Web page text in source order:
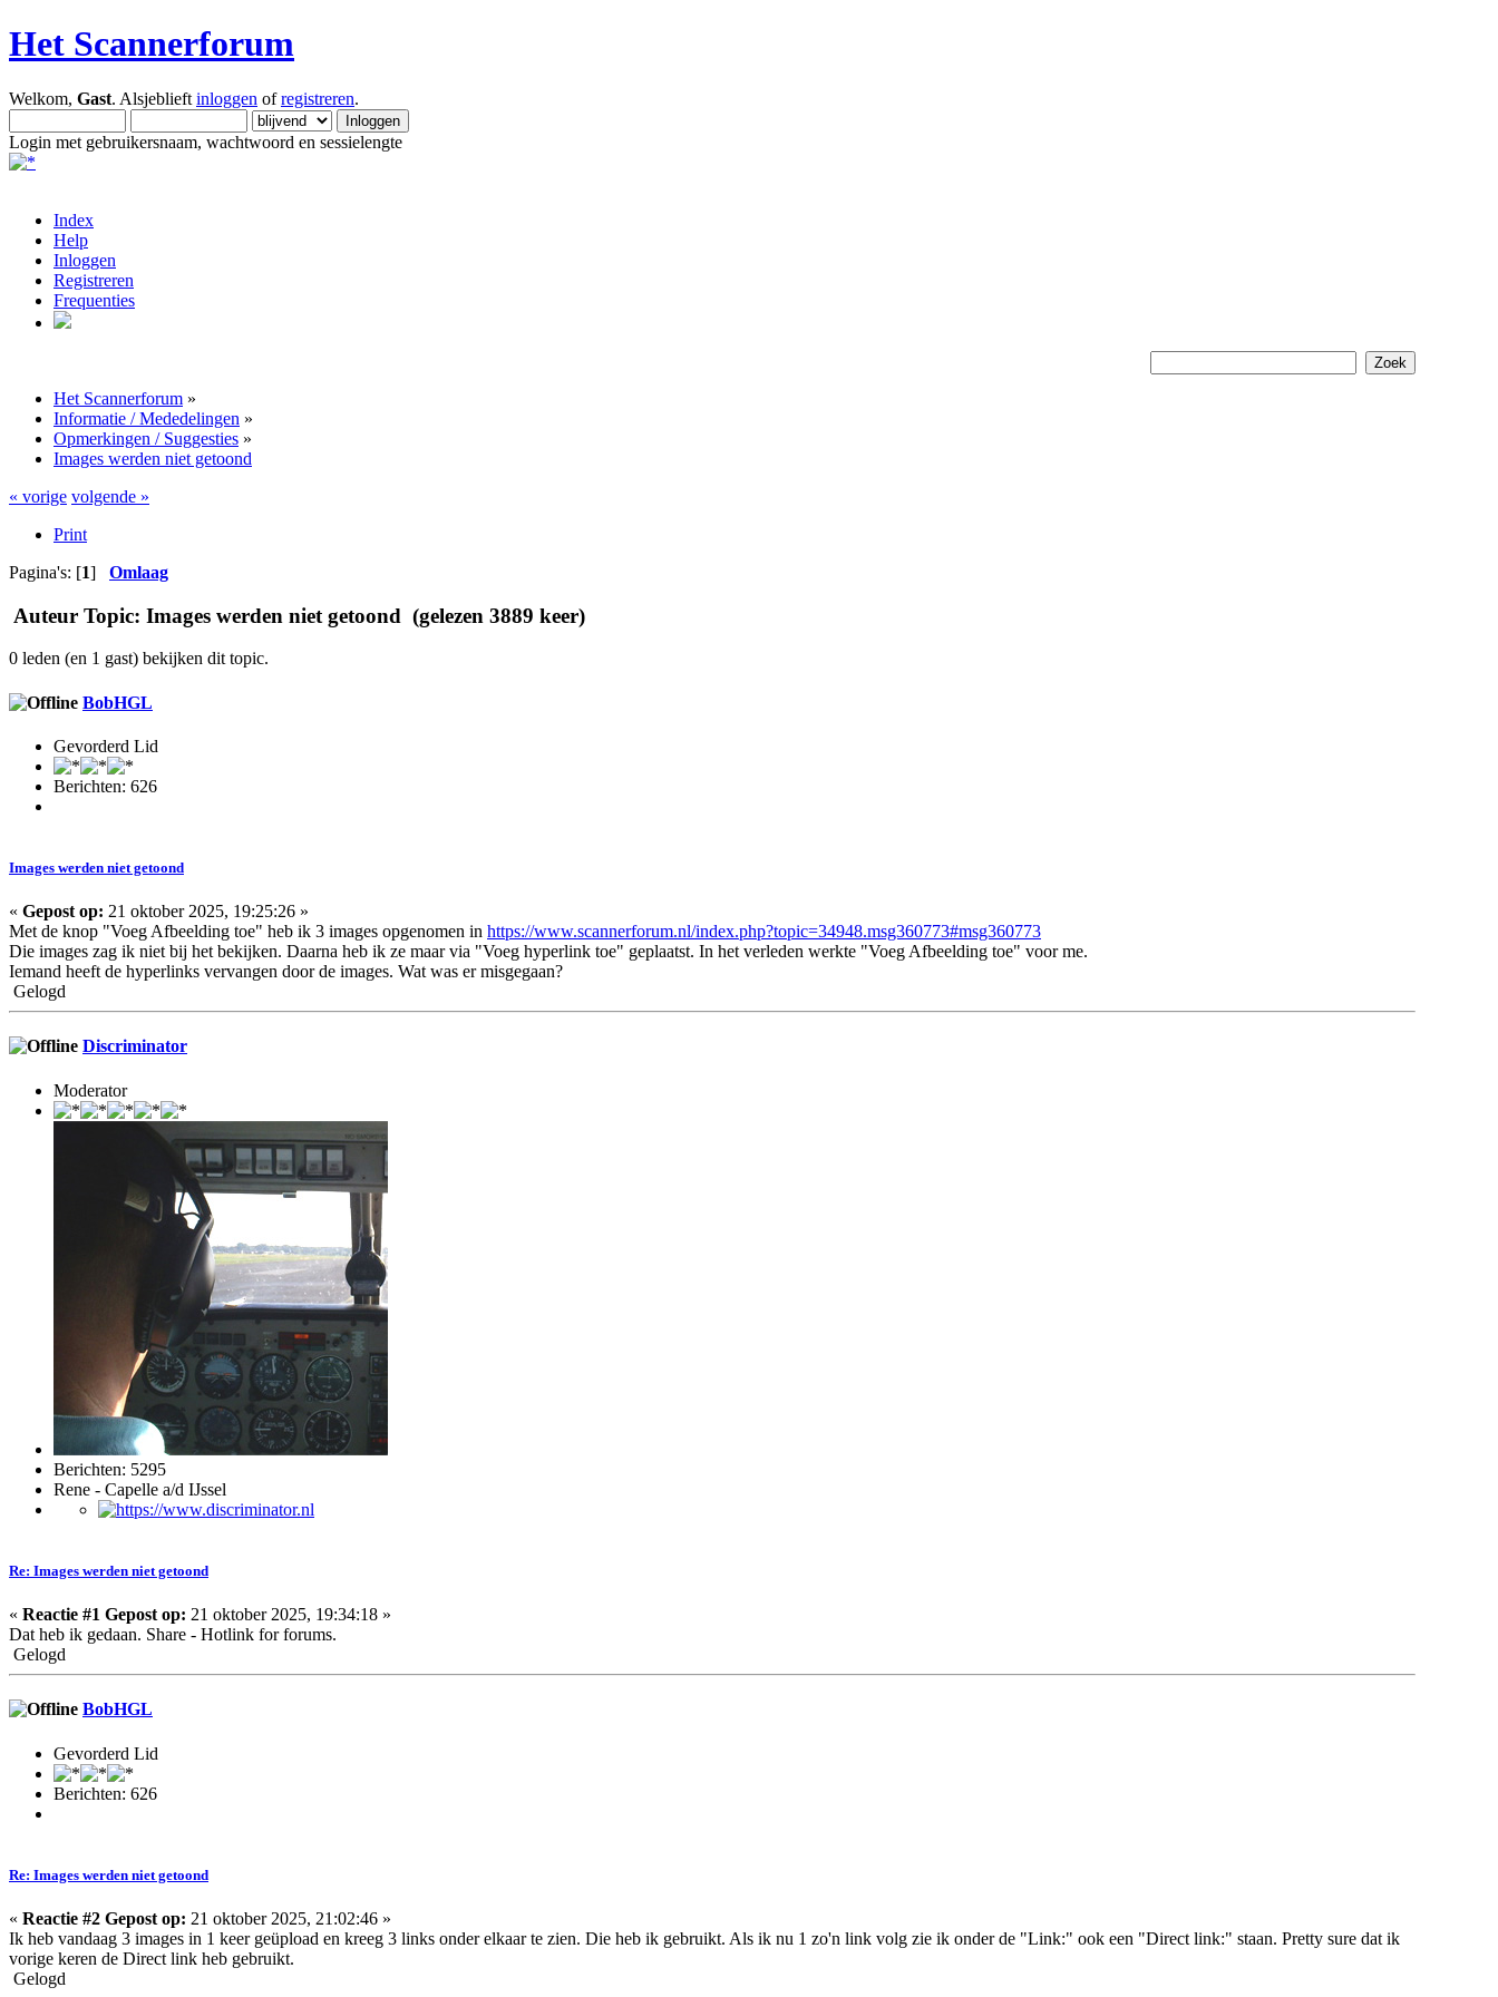
Het Scannerforum
Welkom, Gast. Alsjeblieft inloggen ofregistreren.
Login met gebruikersnaam, wachtwoord en sessielengte
Index
Help
Inloggen
Registreren
Frequenties
Het Scannerforum »
Informatie / Mededelingen »
Opmerkingen / Suggesties »
Images werden niet getoond
« vorige volgende »
Print
Pagina's: [1] Omlaag
Auteur Topic: Images werden niet getoond (gelezen 3889 keer)
0 leden (en 1 gast) bekijken dit topic.
BobHGL
Gevorderd Lid
Berichten: 626
Images werden niet getoond
« Gepost op: 21 oktober 2025, 19:25:26 »
Met de knop "Voeg Afbeelding toe" heb ik 3 images opgenomen in https://www.scannerforum.nl/index.php?topic=34948.msg360773#msg360773
Die images zag ik niet bij het bekijken. Daarna heb ik ze maar via "Voeg hyperlink toe" geplaatst. In het verleden werkte "Voeg Afbeelding toe" voor me.
Iemand heeft de hyperlinks vervangen door de images. Wat was er misgegaan?
Gelogd
Discriminator
Moderator
Berichten: 5295
Rene - Capelle a/d IJssel
Re: Images werden niet getoond
« Reactie #1 Gepost op: 21 oktober 2025, 19:34:18 »
Dat heb ik gedaan. Share - Hotlink for forums.
Gelogd
BobHGL
Gevorderd Lid
Berichten: 626
Re: Images werden niet getoond
« Reactie #2 Gepost op: 21 oktober 2025, 21:02:46 »
Ik heb vandaag 3 images in 1 keer geüpload en kreeg 3 links onder elkaar te zien. Die heb ik gebruikt. Als ik nu 1 zo'n link volg zie ik onder de "Link:" ook een "Direct link:" staan. Pretty sure dat ik
vorige keren de Direct link heb gebruikt.
Gelogd